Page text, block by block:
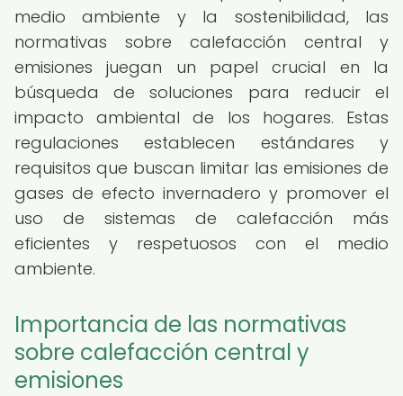
medio ambiente y la sostenibilidad, las
normativas sobre calefacción central y
emisiones juegan un papel crucial en la
búsqueda de soluciones para reducir el
impacto ambiental de los hogares. Estas
regulaciones establecen estándares y
requisitos que buscan limitar las emisiones de
gases de efecto invernadero y promover el
uso de sistemas de calefacción más
eficientes y respetuosos con el medio
ambiente.
Importancia de las normativas
sobre calefacción central y
emisiones